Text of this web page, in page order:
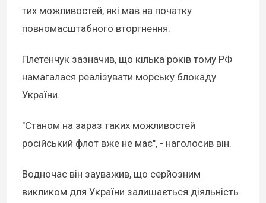
тих можливостей, які мав на початку
повномасштабного вторгнення.
Плетенчук зазначив, що кілька років тому РФ
намагалася реалізувати морську блокаду
України.
"Станом на зараз таких можливостей
російський флот вже не має", - наголосив він.
Водночас він зауважив, що серйозним
викликом для України залишається діяльність